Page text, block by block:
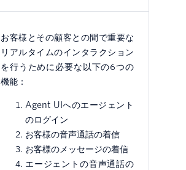
お客様とその顧客との間で重要な
リアルタイムのインタラクション
を行うために必要な以下の6つの
機能：
Agent UIへのエージェント
のログイン
お客様の音声通話の着信
お客様のメッセージの着信
エージェントの音声通話の